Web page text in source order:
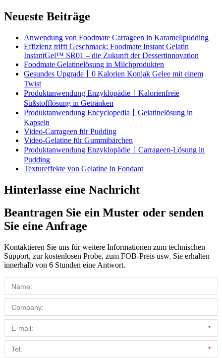
Neueste Beiträge
Anwendung von Foodmate Carrageen in Karamellpudding
Effizienz trifft Geschmack: Foodmate Instant Gelatin
InstantGel™ SR01 – die Zukunft der Dessertinnovation
Foodmate Gelatinelösung in Milchprodukten
Gesundes Upgrade丨0 Kalorien Konjak Gelee mit einem
Twist
Produktanwendung Enzyklopädie丨Kalorienfreie
Süßstofflösung in Getränken
Produktanwendung Encyclopedia丨Gelatinelösung in
Kapseln
Video-Carrageen für Pudding
Video-Gelatine für Gummibärchen
Produktanwendung Enzyklopädie丨Carrageen-Lösung in
Pudding
Textureffekte von Gelatine in Fondant
Hinterlasse eine Nachricht
Beantragen Sie ein Muster oder senden
Sie eine Anfrage
Kontaktieren Sie uns für weitere Informationen zum technischen
Support, zur kostenlosen Probe, zum FOB-Preis usw. Sie erhalten
innerhalb von 6 Stunden eine Antwort.